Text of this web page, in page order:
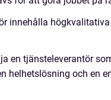
innehålla
en tjänsteleverantör
helhetslösning och en